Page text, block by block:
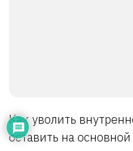
Как уволить
оставить на